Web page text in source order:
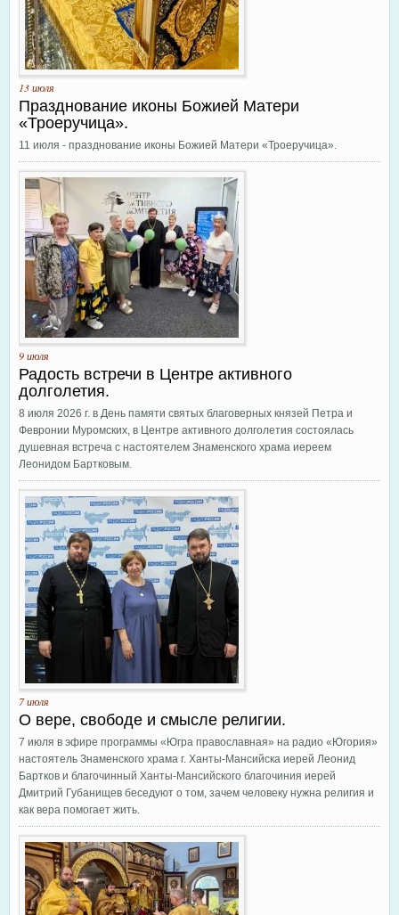
13 июля
Празднование иконы Божией Матери
«Троеручица».
11 июля - празднование иконы Божией Матери «Троеручица».
9 июля
Радость встречи в Центре активного
долголетия.
8 июля 2026 г. в День памяти святых благоверных князей Петра и
Февронии Муромских, в Центре активного долголетия состоялась
душевная встреча с настоятелем Знаменского храма иереем
Леонидом Бартковым.
7 июля
О вере, свободе и смысле религии.
7 июля в эфире программы «Югра православная» на радио «Югория»
настоятель Знаменского храма г. Ханты-Мансийска иерей Леонид
Бартков и благочинный Ханты-Мансийского благочиния иерей
Дмитрий Губанищев беседуют о том, зачем человеку нужна религия и
как вера помогает жить.